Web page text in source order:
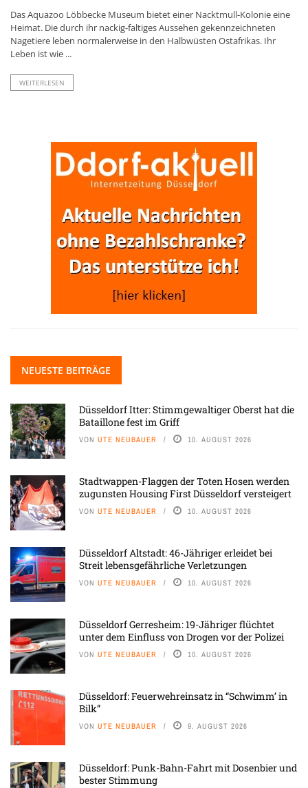
Das Aquazoo Löbbecke Museum bietet einer Nacktmull-Kolonie eine
Heimat. Die durch ihr nackig-faltiges Aussehen gekennzeichneten
Nagetiere leben normalerweise in den Halbwüsten Ostafrikas. Ihr
Leben ist wie ...
WEITERLESEN
NEUESTE BEITRÄGE
Düsseldorf Itter: Stimmgewaltiger Oberst hat die
Bataillone fest im Griff
VON UTE NEUBAUER 10. AUGUST 2026
Stadtwappen-Flaggen der Toten Hosen werden
zugunsten Housing First Düsseldorf versteigert
VON UTE NEUBAUER 10. AUGUST 2026
Düsseldorf Altstadt: 46-Jähriger erleidet bei
Streit lebensgefährliche Verletzungen
VON UTE NEUBAUER 10. AUGUST 2026
Düsseldorf Gerresheim: 19-Jähriger flüchtet
unter dem Einfluss von Drogen vor der Polizei
VON UTE NEUBAUER 10. AUGUST 2026
Düsseldorf: Feuerwehreinsatz in “Schwimm’ in
Bilk”
VON UTE NEUBAUER 9. AUGUST 2026
Düsseldorf: Punk-Bahn-Fahrt mit Dosenbier und
bester Stimmung